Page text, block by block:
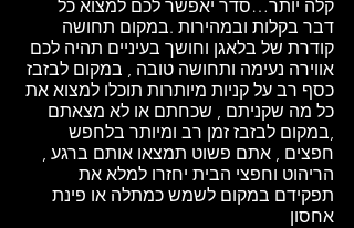
קלה יותר…סדר יאפשר לכם למצוא כל
דבר בקלות ובמהירות .במקום תחושה
קודרת של בלאגן וחושך בעיניים תהיה לכם
אווירה נעימה ותחושה טובה , במקום לבזבז
כסף רב על קניות מיותרות תוכלו למצוא את
כל מה שקניתם , שכחתם או לא מצאתם
,במקום לבזבז זמן רב ומיותר בלחפש
חפצים , אתם פשוט תמצאו אותם ברגע ,
הריהוט וחפצי הבית יחזרו למלא את
תפקידם במקום לשמש כמתלה או פינת
אחסון